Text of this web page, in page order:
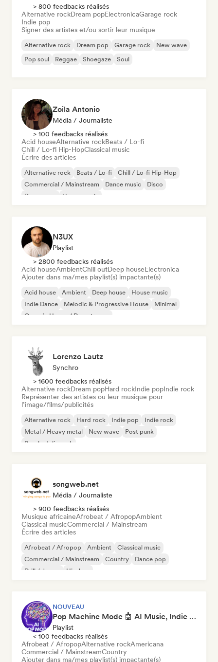
> 800 feedbacks réalisés
Alternative rockDream popElectronicaGarage rock
Indie pop
Signer des artistes et/ou sortir leur musique
Alternative rock Dream pop Garage rock
New wave
Pop soul
Reggae Shoegaze Soul
Zoila Antonio
Média / Journaliste
> 100 feedbacks réalisés
Acid houseAlternative rockBeats / Lo-fi
Chill / Lo-fi Hip-HopClassical music
Écrire des articles
Alternative rock Beats / Lo-fi
Chill / Lo-fi Hip-Hop
Commercial / Mainstream
Dance music
Disco
Dream pop
House music
N3UX
Playlist
> 2800 feedbacks réalisés
Acid houseAmbientChill outDeep houseElectronica
Ajouter dans ma/mes playlist(s) impactante(s)
Acid house Ambient Deep house
House music
Indie Dance
Melodic & Progressive House
Minimal
Organic House / Downtempo
Lorenzo Lautz
Synchro
> 1600 feedbacks réalisés
Alternative rockDream popHard rockIndie popIndie rock
Représenter des artistes ou leur musique pour
l’image/films/publicités
Alternative rock Hard rock Indie pop
Indie rock
Metal / Heavy metal
New wave
Post punk
Psychedelic rock
songweb.net
Média / Journaliste
> 900 feedbacks réalisés
Musique africaineAfrobeat / AfropopAmbient
Classical musicCommercial / Mainstream
Écrire des articles
Afrobeat / Afropop Ambient
Classical music
Commercial / Mainstream
Country
Dance pop
Drill / Jersey
Hip-hop
NOUVEAU
Pop Machine Mode 🤖 AI Music, Indie Pop & Dream Pop
Playlist
< 100 feedbacks réalisés
Afrobeat / AfropopAlternative rockAmericana
Commercial / MainstreamCountry
Ajouter dans ma/mes playlist(s) impactante(s)